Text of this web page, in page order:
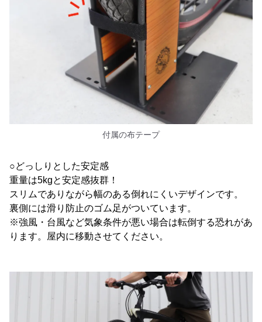
付属の布テープ
○どっしりとした安定感
重量は5kgと安定感抜群！
スリムでありながら幅のある倒れにくいデザインです。
裏側には滑り防止のゴム足がついています。
※強風・台風など気象条件が悪い場合は転倒する恐れがあ
ります。屋内に移動させてください。